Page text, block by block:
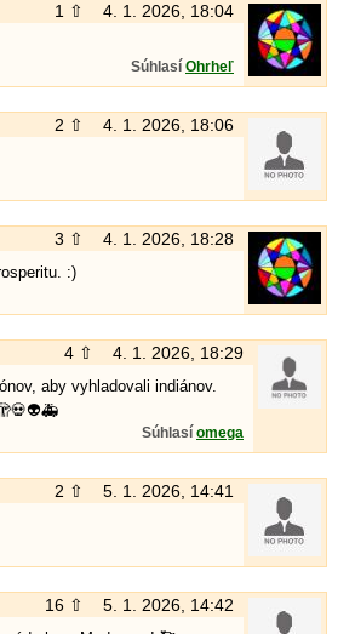
1 ⇧ 4. 1. 2026, 18:04
Súhlasí Ohrheľ
2 ⇧ 4. 1. 2026, 18:06
3 ⇧ 4. 1. 2026, 18:28
:)
4 ⇧ 4. 1. 2026, 18:29
aby vyhladovali indiánov.
Súhlasí omega
2 ⇧ 5. 1. 2026, 14:41
16 ⇧ 5. 1. 2026, 14:42